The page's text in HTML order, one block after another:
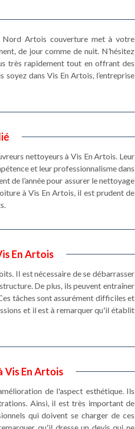
Nord Artois couverture met à votre
de jour comme de nuit. N’hésitez
très rapidement tout en offrant des
dans Vis En Artois, l’entreprise
nettoyeurs à Vis En Artois. Leur
et leur professionnalisme dans
de l’année pour assurer le nettoyage
à Vis En Artois, il est prudent de
En Artois
Il est nécessaire de se débarrasser
De plus, ils peuvent entraîner
tâches sont assurément difficiles et
et il est à remarquer qu'il établit
Vis En Artois
de l'aspect esthétique. Ils
Ainsi, il est très important de
qui doivent se charger de ces